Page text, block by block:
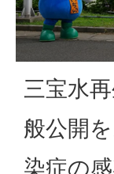
三宝水
般公開
染症の